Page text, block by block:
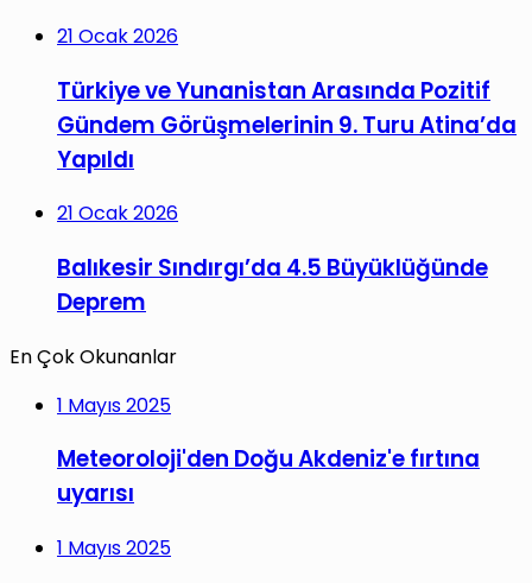
21 Ocak 2026
Türkiye ve Yunanistan Arasında Pozitif
Gündem Görüşmelerinin 9. Turu Atina’da
Yapıldı
21 Ocak 2026
Balıkesir Sındırgı’da 4.5 Büyüklüğünde
Deprem
En Çok Okunanlar
1 Mayıs 2025
Meteoroloji'den Doğu Akdeniz'e fırtına
uyarısı
1 Mayıs 2025